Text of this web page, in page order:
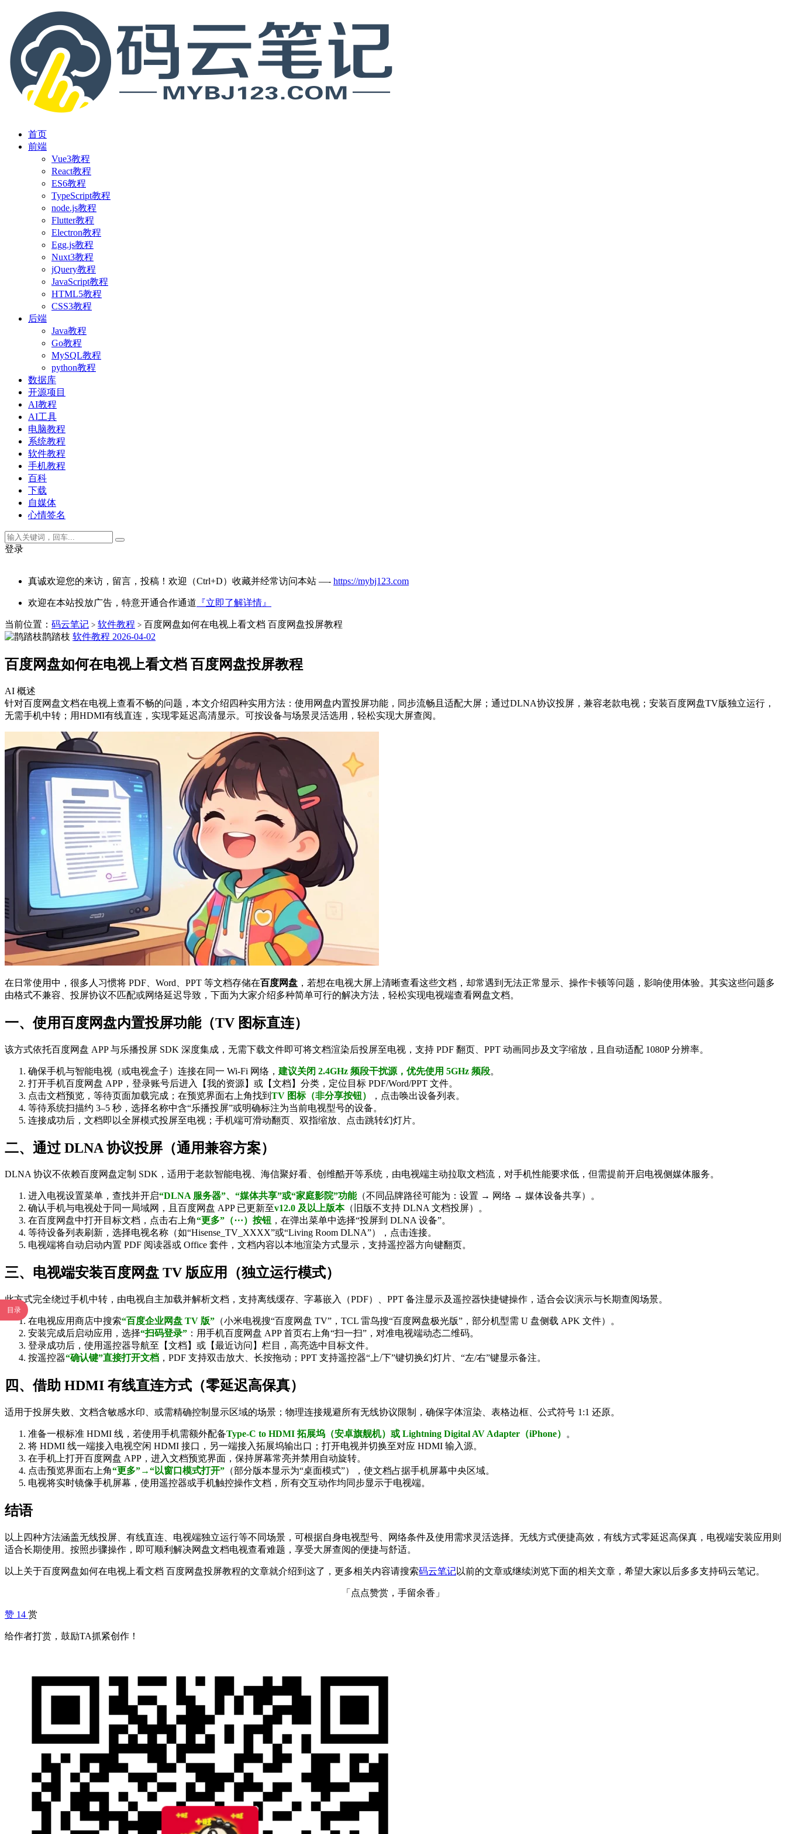
首页
前端
Vue3教程
React教程
ES6教程
TypeScript教程
node.js教程
Flutter教程
Electron教程
Egg.js教程
Nuxt3教程
jQuery教程
JavaScript教程
HTML5教程
CSS3教程
后端
Java教程
Go教程
MySQL教程
python教程
数据库
开源项目
AI教程
AI工具
电脑教程
系统教程
软件教程
手机教程
百科
下载
自媒体
心情签名
登录
真诚欢迎您的来访，留言，投稿！欢迎（Ctrl+D）收藏并经常访问本站 —- https://mybj123.com
欢迎在本站投放广告，特意开通合作通道 『立即了解详情』
当前位置： 码云笔记 > 软件教程 > 百度网盘如何在电视上看文档 百度网盘投屏教程
鹊踏枝 软件教程 2026-04-02
百度网盘如何在电视上看文档 百度网盘投屏教程
AI 概述
针对百度网盘文档在电视上查看不畅的问题，本文介绍四种实用方法：使用网盘内置投屏功能，同步流畅且适配大屏；通过DLNA协议投屏，兼容老款电视；安装百度网盘TV版独立运行，
无需手机中转；用HDMI有线直连，实现零延迟高清显示。可按设备与场景灵活选用，轻松实现大屏查阅。
目录
在日常使用中，很多人习惯将 PDF、Word、PPT 等文档存储在百度网盘 ，若想在电视大屏上清晰查看这些文档，却常遇到无法正常显示、操作卡顿等问题，影响使用体验。其实这些问题多
由格式不兼容、投屏协议不匹配或网络延迟导致，下面为大家介绍多种简单可行的解决方法，轻松实现电视端查看网盘文档。
一、使用百度网盘内置投屏功能（TV 图标直连）
该方式依托百度网盘 APP 与乐播投屏 SDK 深度集成，无需下载文件即可将文档渲染后投屏至电视，支持 PDF 翻页、PPT 动画同步及文字缩放，且自动适配 1080P 分辨率。
确保手机与智能电视（或电视盒子）连接在同一 Wi-Fi 网络， 建议关闭 2.4GHz 频段干扰源，优先使用 5GHz 频段。
打开手机百度网盘 APP，登录账号后进入【我的资源】或【文档】分类，定位目标 PDF/Word/PPT 文件。
点击文档预览，等待页面加载完成；在预览界面右上角找到 TV 图标（非分享按钮）
，点击唤出设备列表。
等待系统扫描约 3–5 秒，选择名称中含“乐播投屏”或明确标注为当前电视型号的设备。
连接成功后，文档即以全屏模式投屏至电视；手机端可滑动翻页、双指缩放、点击跳转幻灯片。
二、通过 DLNA 协议投屏（通用兼容方案）
DLNA 协议不依赖百度网盘定制 SDK，适用于老款智能电视、海信聚好看、创维酷开等系统，由电视端主动拉取文档流，对手机性能要求低，但需提前开启电视侧媒体服务。
进入电视设置菜单，查找并开启“DLNA 服务器”、“媒体共享”或“家庭影院”功能（不同品牌路径可能为：设置 → 网络 → 媒体设备共享）。
确认手机与电视处于同一局域网，且百度网盘 APP 已更新至v12.0 及以上版本（旧版不支持 DLNA 文档投屏）。
在百度网盘中打开目标文档，点击右上角“更多”（⋯）按钮 ，在弹出菜单中选择“投屏到 DLNA 设备”。
等待设备列表刷新，选择电视名称（如“Hisense_TV_XXXX”或“Living Room DLNA”），点击连接。
电视端将自动启动内置 PDF 阅读器或 Office 套件，文档内容以本地渲染方式显示，支持遥控器方向键翻页。
三、电视端安装百度网盘 TV 版应用（独立运行模式）
此方式完全绕过手机中转，由电视自主加载并解析文档，支持离线缓存、字幕嵌入（PDF）、PPT 备注显示及遥控器快捷键操作，适合会议演示与长期查阅场景。
在电视应用商店中搜索“百度企业网盘 TV 版” （小米电视搜“百度网盘 TV”，TCL 雷鸟搜“百度网盘极光版”，部分机型需 U 盘侧载 APK 文件）。
安装完成后启动应用，选择“扫码登录” ：用手机百度网盘 APP 首页右上角“扫一扫”，对准电视端动态二维码。
登录成功后，使用遥控器导航至【文档】或【最近访问】栏目，高亮选中目标文件。
按遥控器“确认键”直接打开文档 ，PDF 支持双击放大、长按拖动；PPT 支持遥控器“上/下”键切换幻灯片、“左/右”键显示备注。
四、借助 HDMI 有线直连方式（零延迟高保真）
适用于投屏失败、文档含敏感水印、或需精确控制显示区域的场景；物理连接规避所有无线协议限制，确保字体渲染、表格边框、公式符号 1:1 还原。
准备一根标准 HDMI 线，若使用手机需额外配备Type-C to HDMI 拓展坞（安卓旗舰机）或 Lightning Digital AV Adapter（iPhone）
。
将 HDMI 线一端接入电视空闲 HDMI 接口，另一端接入拓展坞输出口；打开电视并切换至对应 HDMI 输入源。
在手机上打开百度网盘 APP，进入文档预览界面，保持屏幕常亮并禁用自动旋转。
点击预览界面右上角“更多”→“以窗口模式打开” （部分版本显示为“桌面模式”），使文档占据手机屏幕中央区域。
电视将实时镜像手机屏幕，使用遥控器或手机触控操作文档，所有交互动作均同步显示于电视端。
结语
以上四种方法涵盖无线投屏、有线直连、电视端独立运行等不同场景，可根据自身电视型号、网络条件及使用需求灵活选择。无线方式便捷高效，有线方式零延迟高保真，电视端安装应用则
适合长期使用。按照步骤操作，即可顺利解决网盘文档电视查看难题，享受大屏查阅的便捷与舒适。
以上关于百度网盘如何在电视上看文档 百度网盘投屏教程的文章就介绍到这了，更多相关内容请搜索码云笔记以前的文章或继续浏览下面的相关文章，希望大家以后多多支持码云笔记。
「点点赞赏，手留余香」
赞 14 赏
给作者打赏，鼓励TA抓紧创作！